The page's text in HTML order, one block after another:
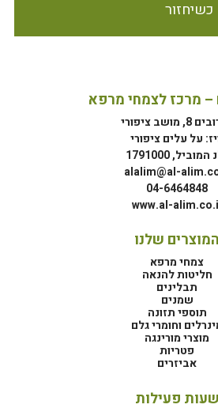
כשיחזור
– מרכז לצמחי מרפא
ציפורי
על עלים ציפורי
1791000
alalim@al-
04-6464848
www.al-
המוצרים שלנו
צמחי מרפא
חליטות להנאה
תבלינים
שמנים
תוספי תזונה
וחומרי גלם
מוצרי מורינגה
פטריות
אביזרים
שעות פעילות